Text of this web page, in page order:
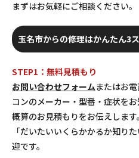
まずはお気軽にご相談ください。
玉名市からの修理はかんたん3
STEP1：無料見積もり
お問い合わせフォームまたはお
コンのメーカー・型番・症状をお
概算のお見積もりをお伝えします。
「だいたいいくらかかるか知り
迎です。